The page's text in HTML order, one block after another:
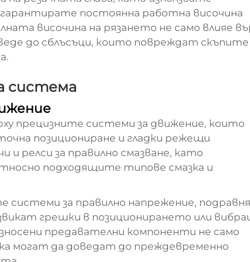
постоянна работна височина
височина на рязането не само влияе
до сблъсъци, които повреждат скъпите
система
прецизните системи за движение, които
позициониране и гладки режещи
релси за правилно смазване, като
подходящите типове смазка и
за правилно напрежение,
грешки в позиционирането или
предавателни компоненти не само
могат да доведат до преждевременно